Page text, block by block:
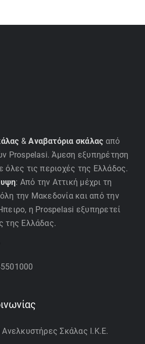
&Αναβατόρια σκάλας από
Prospelasi. Άμεση εξυπηρέτηση
όλες τις περιοχές της Ελλάδος.
: Από την Αττική μέχρι τη
την Μακεδονία και από την
η Prospelasi εξυπηρετεί
της Ελλάδας.
Σκάλας Ι.Κ.Ε.